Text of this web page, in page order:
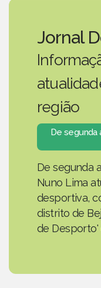
Jornal
região
De segunda
De segunda
Nuno Lima
desportiva,
distrito de
de Desporto'